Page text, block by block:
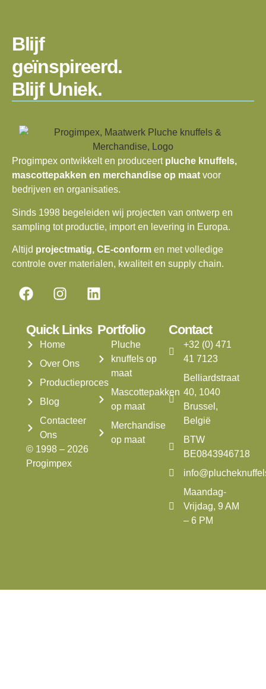
Blijf
geïnspireerd.
Blijf Uniek.
Progimpex ontwikkelt en produceert pluche knuffels,
mascottepakken en merchandise op maat voor
bedrijven en organisaties.
Sinds 1998 begeleiden wij projecten van ontwerp en
sampling tot productie, import en levering in Europa.
Altijd projectmatig, CE-conform en met volledige
controle over materialen, kwaliteit en supply chain.
Quick Links
Home
Over Ons
Productieproces
Blog
Contacteer
Ons
© 1998 – 2026
Progimpex
Portfolio
Pluche
knuffels op
maat
Mascottepakken
op maat
Merchandise
op maat
Contact
+32 (0) 471
41 7123
Belliardstraat
40, 1040
Brussel,
België
BTW
BE0843946718
Maandag-
Vrijdag, 9 AM
– 6 PM